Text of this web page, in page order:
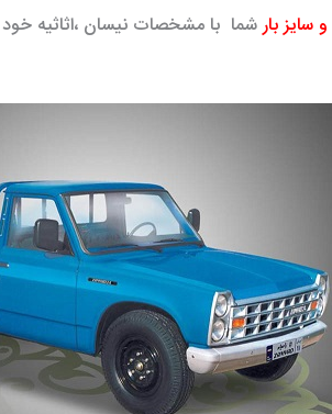
سایز بارشما با مشخصات نیسان ،اثاثیه خود